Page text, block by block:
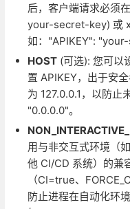
后，客户端请求必须
your-secret-key) 或
如："APIKEY":
HOST(可选): 您可以
置 APIKEY，出于安
为 127.0.0.1，以防止
"0.0.0.0"。
用与非交互式环境（
他 CI/CD 系统）的兼
（CI=true、
防止进程在自动化环